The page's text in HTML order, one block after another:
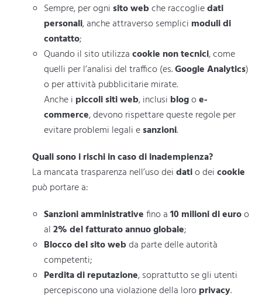
Sempre, per ognisito webche raccogliedati
personali, anche attraverso semplici moduli di
contatto;
Quando il sito utilizzacookie non tecnici, come
quelli per l’analisi del traffico (es.Google Analytics)
o per attività pubblicitarie mirate.
Anche i piccoli siti web, inclusi blogoe-
commerce, devono rispettare queste regole per
evitare problemi legali esanzioni.
Quali sono i rischi in caso di inadempienza?
La mancata trasparenza nell’uso deidatio deicookie
può portare a:
Sanzioni amministrativefino a10 milioni di euroo
al2% del fatturato annuo globale;
Blocco del sito webda parte delle autorità
competenti;
Perdita di reputazione, soprattutto se gli utenti
percepiscono una violazione della loroprivacy.